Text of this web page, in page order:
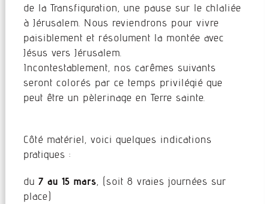
de la Transfiguration, une pause sur le chlaliée
à Jérusalem. Nous reviendrons pour vivre
paisiblement et résolument la montée avec
Jésus vers Jérusalem.
Incontestablement, nos carêmes suivants
seront colorés par ce temps privilégié que
peut être un pèlerinage en Terre sainte.
Côté matériel, voici quelques indications
pratiques :
du 7 au 15 mars , (soit 8 vraies journées sur
place)